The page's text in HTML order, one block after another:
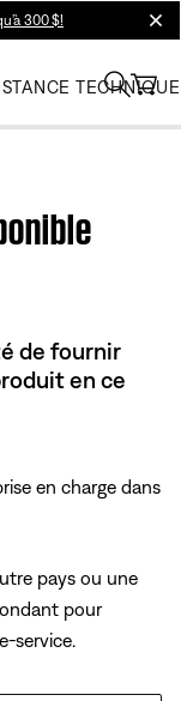
300 $!
TECHNIQUE
de fournir
en ce
en charge dans
pays ou une
pour
service.